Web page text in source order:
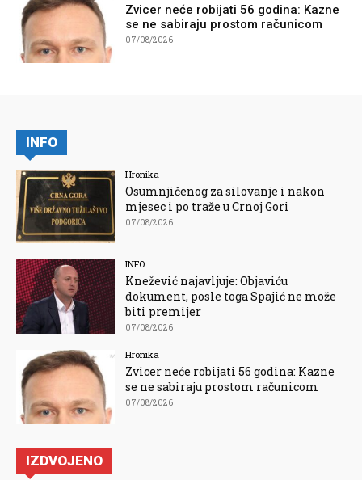
Zvicer neće robijati 56 godina: Kazne
se ne sabiraju prostom računicom
07/08/2026
INFO
Hronika
Osumnjičenog za silovanje i nakon
mjesec i po traže u Crnoj Gori
07/08/2026
INFO
Knežević najavljuje: Objaviću
dokument, posle toga Spajić ne može
biti premijer
07/08/2026
Hronika
Zvicer neće robijati 56 godina: Kazne
se ne sabiraju prostom računicom
07/08/2026
IZDVOJENO